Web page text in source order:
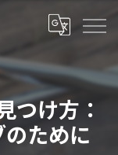
つけ方：
ために